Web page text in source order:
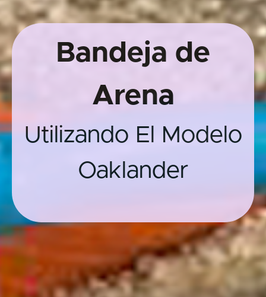
Bandeja de
Arena
Utilizando El Modelo
Oaklander